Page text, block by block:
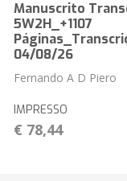
Manuscrito
5W2H_+1107
04/08/26
Fernando A D Piero
IMPRESSO
€ 78,44